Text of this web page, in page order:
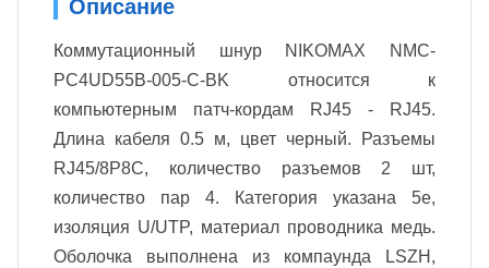
Описание
Коммутационный шнур NIKOMAX NMC-
PC4UD55B-005-C-BK относится к
компьютерным патч-кордам RJ45 - RJ45.
Длина кабеля 0.5 м, цвет черный. Разъемы
RJ45/8P8C, количество разъемов 2 шт,
количество пар 4. Категория указана 5e,
изоляция U/UTP, материал проводника медь.
Оболочка выполнена из компаунда LSZH,